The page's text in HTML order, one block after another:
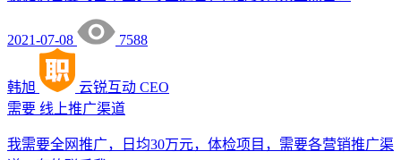
2021-07-08 7588
韩旭 云锐互动 CEO
需要 线上推广渠道
我需要全网推广，日均30万元，体检项目，需要各营销推广渠